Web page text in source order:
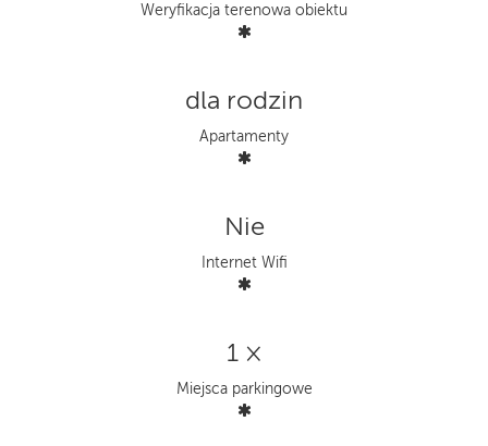
Weryfikacja terenowa obiektu
dla rodzin
Apartamenty
Nie
Internet Wifi
1 ×
Miejsca parkingowe